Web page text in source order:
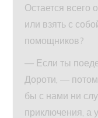
Остается всего
или взять с
помощников?
— Если ты
Дороти, —
бы с нами ни
приключения, а